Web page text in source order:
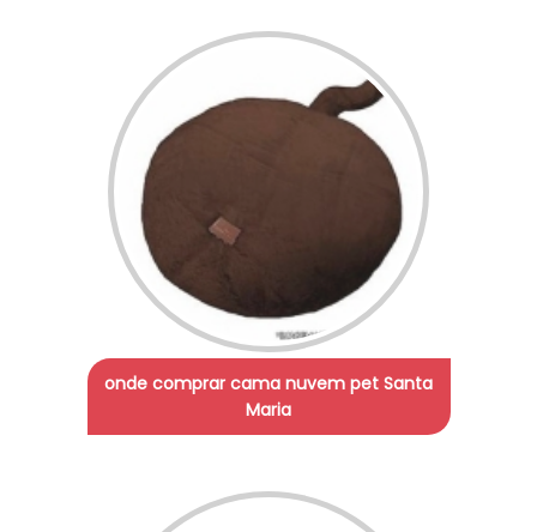
onde comprar cama nuvem pet Santa
Maria